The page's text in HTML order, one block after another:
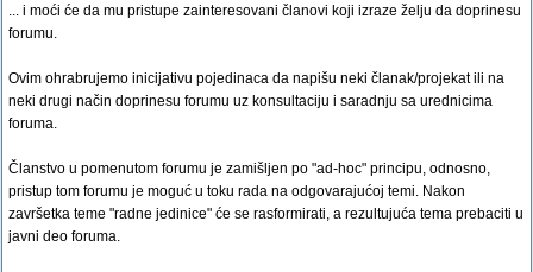
... i moći će da mu pristupe zainteresovani članovi koji izraze želju da doprinesu
forumu.
Ovim ohrabrujemo inicijativu pojedinaca da napišu neki članak/projekat ili na
neki drugi način doprinesu forumu uz konsultaciju i saradnju sa urednicima
foruma.
Članstvo u pomenutom forumu je zamišljen po "ad-hoc" principu, odnosno,
pristup tom forumu je moguć u toku rada na odgovarajućoj temi. Nakon
završetka teme "radne jedinice" će se rasformirati, a rezultujuća tema prebaciti u
javni deo foruma.